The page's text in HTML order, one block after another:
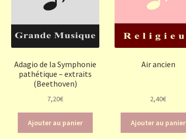
Adagio de la Symphonie
pathétique – extraits
(Beethoven)
7,20€
Ajouter au panier
Air ancien
2,40€
Ajouter au panier